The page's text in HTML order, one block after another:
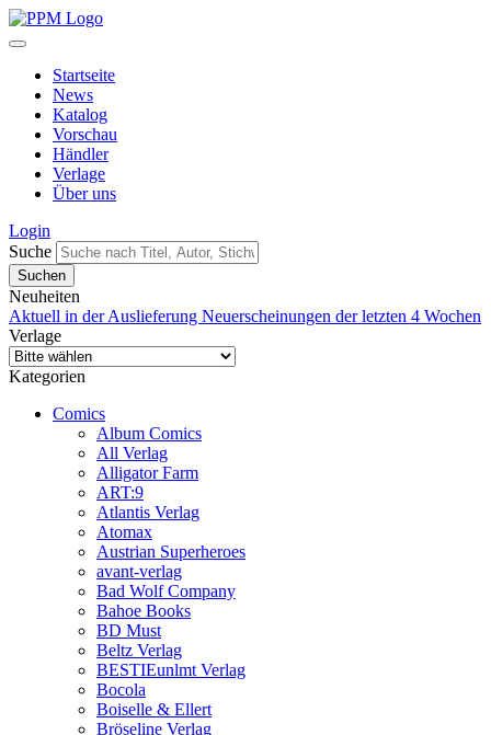
Startseite
News
Katalog
Vorschau
Händler
Verlage
Über uns
Login
Suche
Neuheiten
Aktuell in der Auslieferung Neuerscheinungen der letzten 4 Wochen
Verlage
Kategorien
Comics
Album Comics
All Verlag
Alligator Farm
ART:9
Atlantis Verlag
Atomax
Austrian Superheroes
avant-verlag
Bad Wolf Company
Bahoe Books
BD Must
Beltz Verlag
BESTIEunlmt Verlag
Bocola
Boiselle & Ellert
Bröseline Verlag